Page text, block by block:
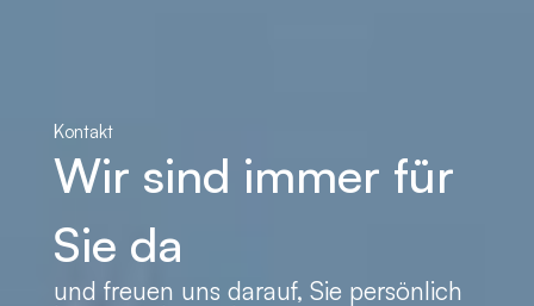
Kontakt
Wir sind immer für
Sie da
und freuen uns darauf, Sie persönlich